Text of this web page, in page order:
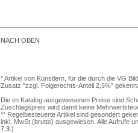
NACH OBEN
* Artikel von Künstlern, für die durch die VG
Zusatz "zzgl. Folgerechts-Anteil 2,5%"
Die im Katalog ausgewiesenen Preise sind
Zuschlagspreis wird damit keine
** Regelbesteuerte Artikel sind gesondert
inkl. MwSt (brutto) ausgewiesen. Alle Aufrufe
7.3.)